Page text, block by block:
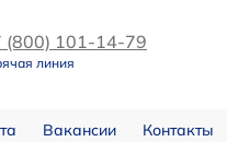
(800) 101-14-79
линия
Вакансии Контакты